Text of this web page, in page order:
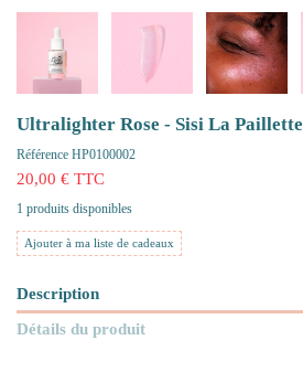
Ultralighter Rose - Sisi La Paillette
Référence HP0100002
20,00 € TTC
1 produits disponibles
Ajouter à ma liste de cadeaux
Description
Détails du produit